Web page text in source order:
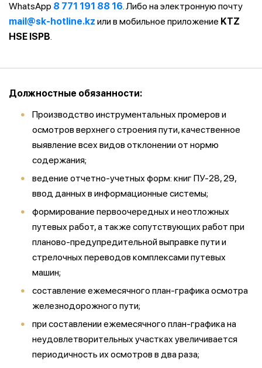
WhatsApp 8 771 191 88 16. Либо на электронную почту
mail@sk-hotline.kz или в мобильное приложение KTZ
HSE ISPB.
Должностные обязанности:
Производство инструментальных промеров и
осмотров верхнего строения пути, качественное
выявление всех видов отклонении от нормю
содержания;
ведение отчетно-учетных форм: книг ПУ-28, 29,
ввод данных в информационные системы;
формирование первоочередных и неотложных
путевых работ, а также сопутствующих работ при
планово-предупредительной выправке пути и
стрелочных переводов комплексами путевых
машин;
составление ежемесячного план-графика осмотра
железнодорожного пути;
при составлении ежемесячного план-графика на
неудовлетворительных участках увеличивается
периодичность их осмотров в два раза;